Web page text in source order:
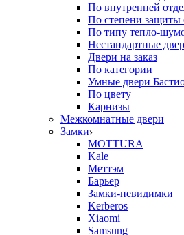
По внутренней
По степени защиты
По типу тепло-
Нестандартные
Двери на заказ
По категории
Умные двери
По цвету
Карнизы
Межкомнатные двери
Замки
MOTTURA
Kale
Меттэм
Барьер
Замки-невидимки
Kerberos
Xiaomi
Samsung